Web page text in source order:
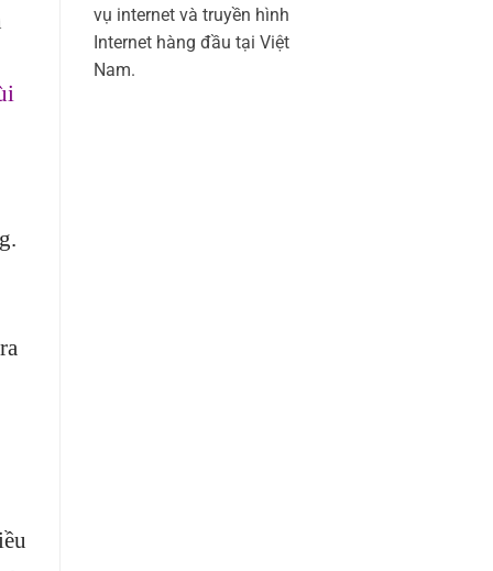
vụ internet và truyền hình
Internet hàng đầu tại Việt
Nam.